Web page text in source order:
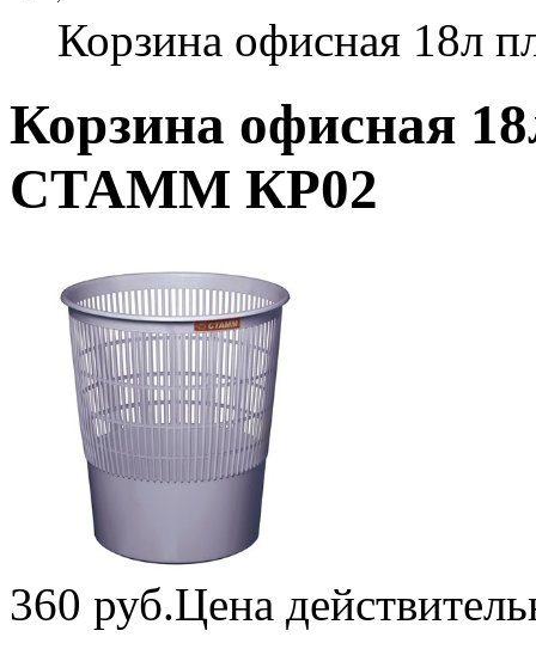
Корзина офисная 18л
Корзина офисная
СТАММ КР02
360 руб.Цена